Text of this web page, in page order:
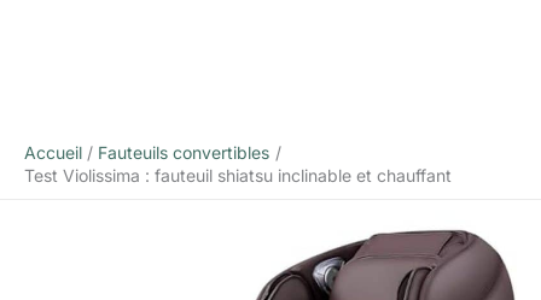
Accueil
Fauteuils convertibles
Test Violissima : fauteuil shiatsu inclinable et chauffant